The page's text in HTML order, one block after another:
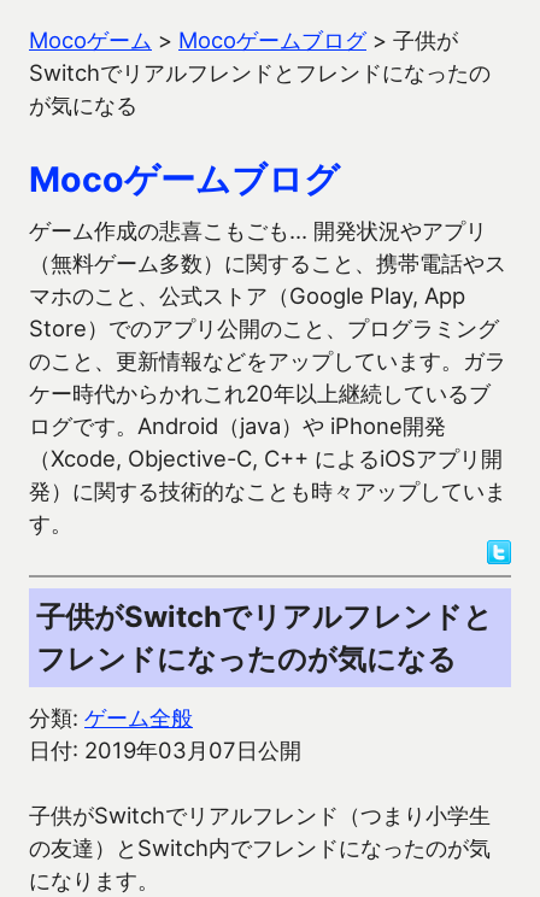
Mocoゲーム > Mocoゲームブログ> 子供が
Switchでリアルフレンドとフレンドになったの
が気になる
Mocoゲームブログ
ゲーム作成の悲喜こもごも… 開発状況やアプリ
（無料ゲーム多数）に関すること、携帯電話やス
マホのこと、公式ストア（Google Play, App
Store）でのアプリ公開のこと、プログラミング
のこと、更新情報などをアップしています。ガラ
ケー時代からかれこれ20年以上継続しているブ
ログです。Android（java）や iPhone開発
（Xcode, Objective-C, C++ によるiOSアプリ開
発）に関する技術的なことも時々アップしていま
す。
子供がSwitchでリアルフレンドと
フレンドになったのが気になる
分類: ゲーム全般
日付: 2019年03月07日公開
子供がSwitchでリアルフレンド（つまり小学生
の友達）とSwitch内でフレンドになったのが気
になります。